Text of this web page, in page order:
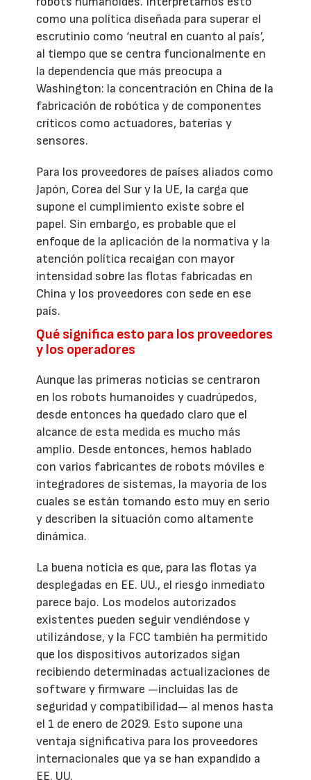
como una política diseñada para superar el
escrutinio como ‘neutral en cuanto al país’,
al tiempo que se centra funcionalmente en
la dependencia que más preocupa a
Washington: la concentración en China de la
fabricación de robótica y de componentes
críticos como actuadores, baterías y
sensores.
Para los proveedores de países aliados como
Japón, Corea del Sur y la UE, la carga que
supone el cumplimiento existe sobre el
papel. Sin embargo, es probable que el
enfoque de la aplicación de la normativa y la
atención política recaigan con mayor
intensidad sobre las flotas fabricadas en
China y los proveedores con sede en ese
país.
Qué significa esto para los proveedores
y los operadores
Aunque las primeras noticias se centraron
en los robots humanoides y cuadrúpedos,
desde entonces ha quedado claro que el
alcance de esta medida es mucho más
amplio. Desde entonces, hemos hablado
con varios fabricantes de robots móviles e
integradores de sistemas, la mayoría de los
cuales se están tomando esto muy en serio
y describen la situación como altamente
dinámica.
La buena noticia es que, para las flotas ya
desplegadas en EE. UU., el riesgo inmediato
parece bajo. Los modelos autorizados
existentes pueden seguir vendiéndose y
utilizándose, y la FCC también ha permitido
que los dispositivos autorizados sigan
recibiendo determinadas actualizaciones de
software y firmware —incluidas las de
seguridad y compatibilidad— al menos hasta
el 1 de enero de 2029. Esto supone una
ventaja significativa para los proveedores
internacionales que ya se han expandido a
EE. UU.